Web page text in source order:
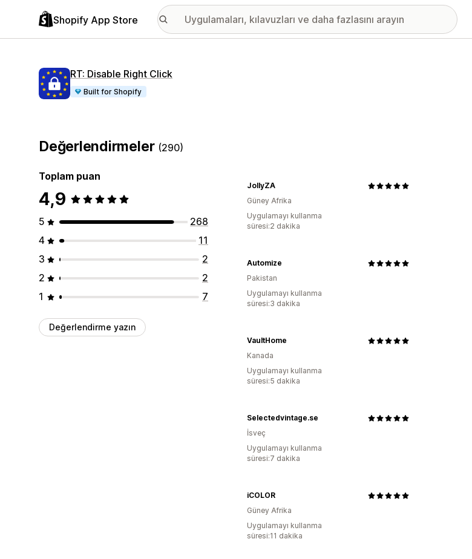
Shopify App Store
RT: Disable Right Click
Built for Shopify
Değerlendirmeler (290)
Toplam puan
4,9
5
268
4
11
3
2
2
2
1
7
Değerlendirme yazın
JollyZA
Güney Afrika
Uygulamayı kullanma
süresi:2 dakika
Automize
Pakistan
Uygulamayı kullanma
süresi:3 dakika
VaultHome
Kanada
Uygulamayı kullanma
süresi:5 dakika
Selectedvintage.se
İsveç
Uygulamayı kullanma
süresi:7 dakika
iCOLOR
Güney Afrika
Uygulamayı kullanma
süresi:11 dakika